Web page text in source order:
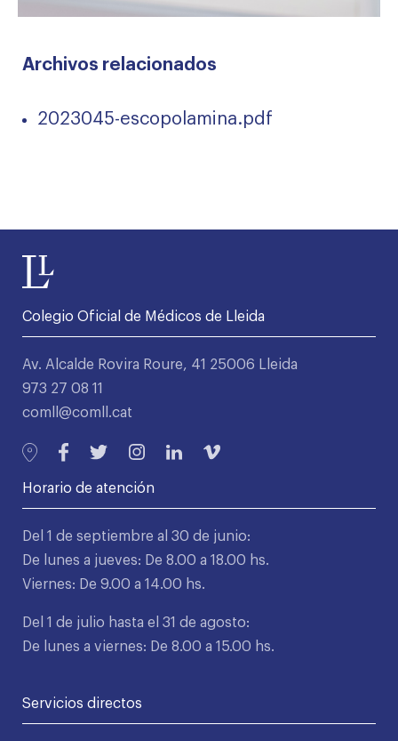
Archivos relacionados
2023045-escopolamina.pdf
Colegio Oficial de Médicos de Lleida
Av. Alcalde Rovira Roure, 41 25006 Lleida
973 27 08 11
comll@comll.cat
Horario de atención
Del 1 de septiembre al 30 de junio:
De lunes a jueves: De 8.00 a 18.00 hs.
Viernes: De 9.00 a 14.00 hs.
Del 1 de julio hasta el 31 de agosto:
De lunes a viernes: De 8.00 a 15.00 hs.
Servicios directos